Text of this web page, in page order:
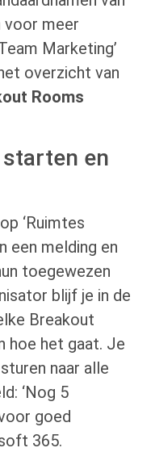
voor meer
Marketing’
overzicht van
Rooms
en
‘Ruimtes
een melding en
toegewezen
blijf je in de
Breakout
hoe het gaat. Je
naar alle
‘Nog 5
goed
365.